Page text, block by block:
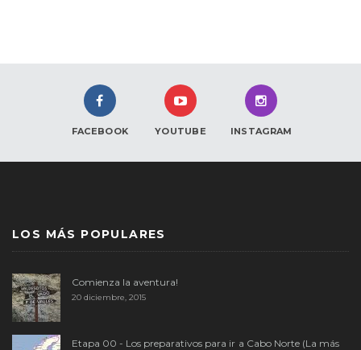
FACEBOOK YOUTUBE INSTAGRAM
LOS MÁS POPULARES
Comienza la aventura!
20 diciembre, 2015
Etapa 00 - Los preparativos para ir a Cabo Norte (La más